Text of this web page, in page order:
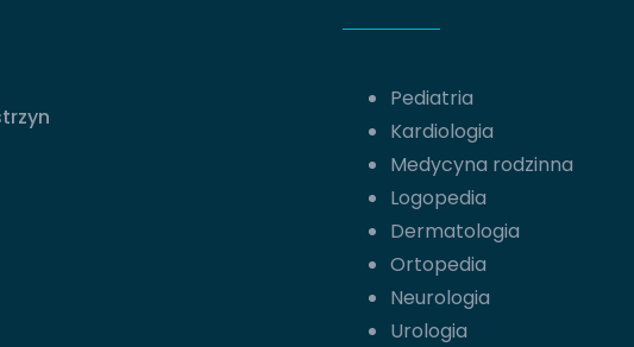
Pediatria
Kardiologia
Medycyna rodzinna
Logopedia
Dermatologia
Ortopedia
Neurologia
Urologia